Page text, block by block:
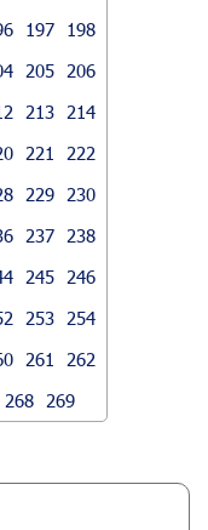
197
198
205
206
213
214
221
222
229
230
237
238
245
246
253
254
261
262
268 269